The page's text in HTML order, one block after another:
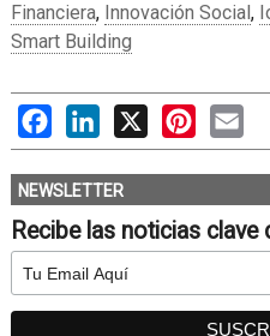
Financiera, Innovación Social,
Smart Building
FacebookLinkedIn
X Pinterest
NEWSLETTER
Recibe las noticias